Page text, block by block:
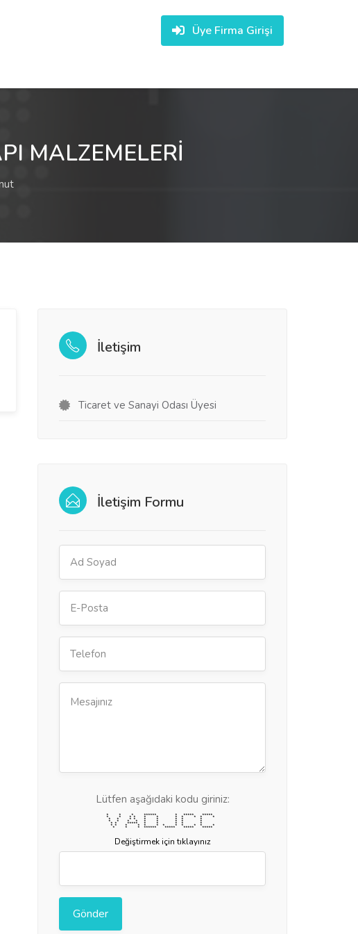
Üye Firma Girişi
MALZEMELERİ
İletişim
Ticaret ve Sanayi Odası Üyesi
İletişim Formu
Lütfen aşağıdaki kodu giriniz:
* * * ****** * ***** *****
* * * * * * * * * * *
* * * * * * * * *
* * * * * * * * *
* * ***** * * * * *
* * * * * * * * * * * *
* * * ****** ***** ***** *****
Değiştirmek için tıklayınız